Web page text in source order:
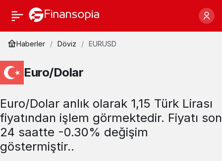
Haberler Döviz EURUSD
Euro/Dolar
Euro/Dolar anlık olarak 1,15 Türk Lirası
fiyatından işlem görmektedir. Fiyatı son
24 saatte -0.30% değişim
göstermiştir..